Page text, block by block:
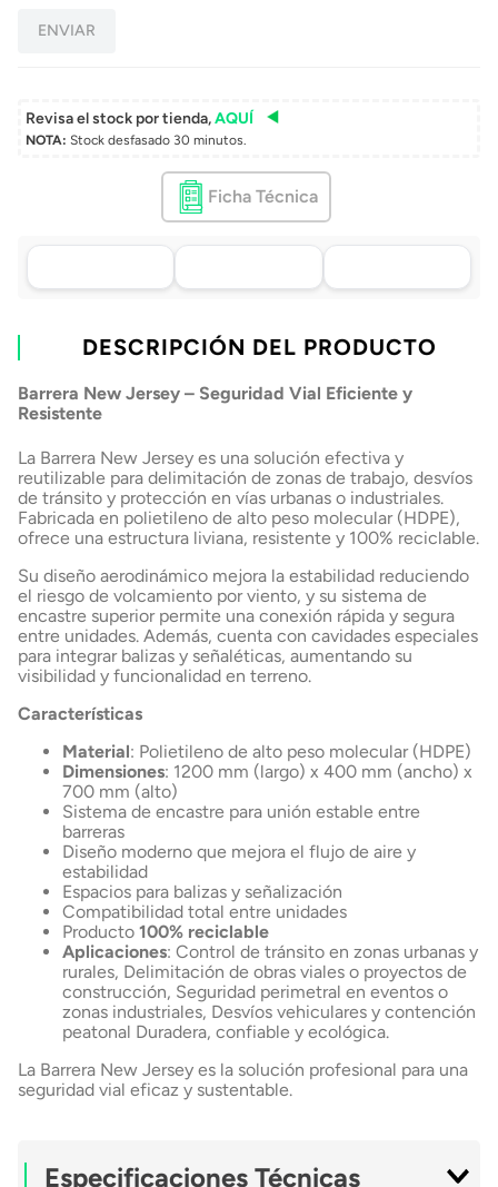
ENVIAR
Revisa el stock por tienda,AQUÍ
NOTA: Stock desfasado 30 minutos.
Ficha Técnica
Tu compra, directo a
todo Chile
Retiro en tienda sin
Elige tu tienda más
cercana
por WhatsApp
nuestros ejecutivos
DESCRIPCIÓN DEL PRODUCTO
Barrera New Jersey – Seguridad Vial Eficiente y
Resistente
La Barrera New Jersey es una solución efectiva y
reutilizable para delimitación de zonas de trabajo, desvíos
de tránsito y protección en vías urbanas o industriales.
Fabricada en polietileno de alto peso molecular (HDPE),
ofrece una estructura liviana, resistente y 100% reciclable.
Su diseño aerodinámico mejora la estabilidad reduciendo
el riesgo de volcamiento por viento, y su sistema de
encastre superior permite una conexión rápida y segura
entre unidades. Además, cuenta con cavidades especiales
para integrar balizas y señaléticas, aumentando su
visibilidad y funcionalidad en terreno.
Características
Material: Polietileno de alto peso molecular (HDPE)
Dimensiones: 1200 mm (largo) x 400 mm (ancho) x
700 mm (alto)
Sistema de encastre para unión estable entre
barreras
Diseño moderno que mejora el flujo de aire y
estabilidad
Espacios para balizas y señalización
Compatibilidad total entre unidades
Producto 100% reciclable
Aplicaciones: Control de tránsito en zonas urbanas y
rurales, Delimitación de obras viales o proyectos de
construcción, Seguridad perimetral en eventos o
zonas industriales, Desvíos vehiculares y contención
peatonal Duradera, confiable y ecológica.
La Barrera New Jersey es la solución profesional para una
seguridad vial eficaz y sustentable.
Especificaciones Técnicas